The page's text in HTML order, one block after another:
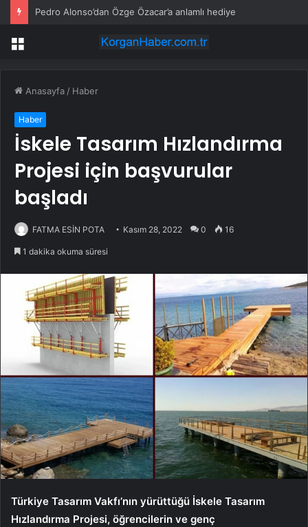
Pedro Alonso’dan Özge Özacar’a anlamlı hediye
Menü
Anasayfa / Haber
Haber
İskele Tasarım Hızlandırma
Projesi için başvurular
başladı
FATMA ESİN POTA Kasım 28, 2022 0 16
1 dakika okuma süresi
Türkiye Tasarım Vakfı’nın yürüttüğü İskele Tasarım
Hızlandırma Projesi, öğrencilerin ve genç